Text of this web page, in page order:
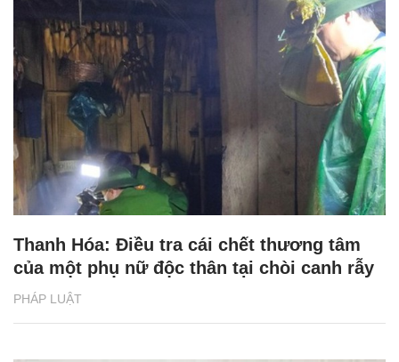
PHÁP LUẬT
Thanh Hóa: Điều tra cái chết thương tâm
của một phụ nữ độc thân tại chòi canh rẫy